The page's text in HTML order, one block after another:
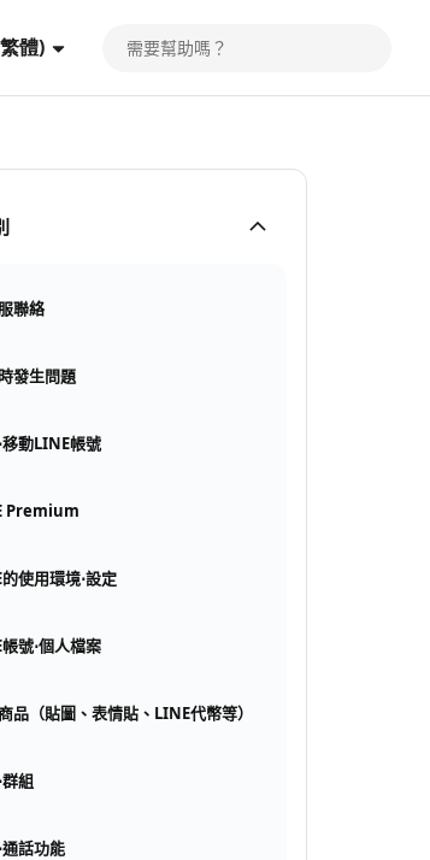
體)
聯絡
發生問題
移動LINE帳號
Premium
使用環境⋅設定
號⋅個人檔案
品（貼圖、表情貼、LINE代幣等）
群組
通話功能